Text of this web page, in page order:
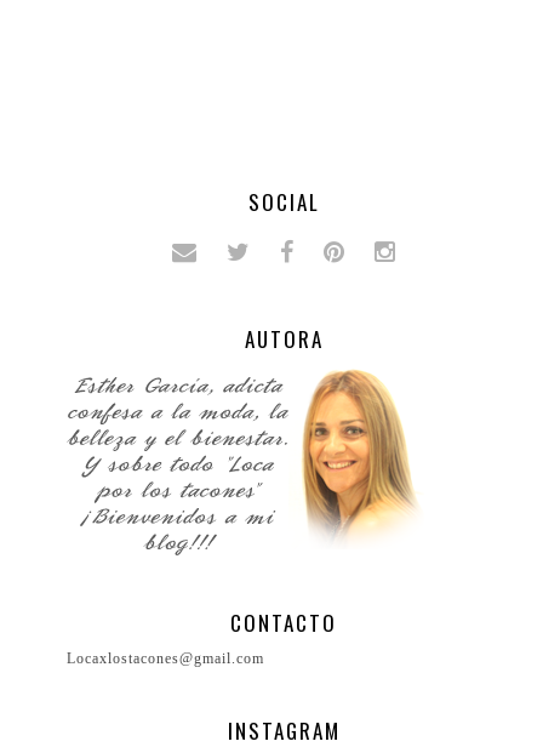
SOCIAL
AUTORA
CONTACTO
Locaxlostacones@gmail.com
INSTAGRAM